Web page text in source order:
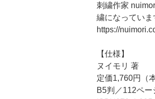
刺繍作家
繍になってい
https://
【仕様】
ヌイモリ 著
定価1,760円（
B5判／112ペー